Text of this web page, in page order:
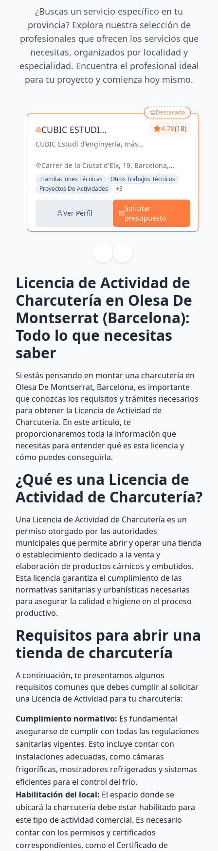
¿Buscas un servicio específico en tu
provincia? Explora nuestra selección de
profesionales que ofrecen los servicios que
necesitas, organizados por localidad y
especialidad. Encuentra el profesional ideal
para tu proyecto y comienza hoy mismo.
Destacado
CUBIC ESTUDI
D'ENGINYERIA S.L.
CUBIC Estudi d'enginyeria, más
de Arquitectura e Ingeniería con
4.78(18)
Carrer de la Ciutat d'Elx, 19, Barcelona,
España, España
Tramitaciones Técnicas
Otros Trabajos Técnicos
Proyectos De Actividades
+3
Ver Perfil
Solicitar
presupuesto
Licencia de Actividad de
Charcutería en Olesa De
Montserrat (Barcelona):
Todo lo que necesitas
saber
Si estás pensando en montar una charcutería en
Olesa De Montserrat, Barcelona, es importante
que conozcas los requisitos y trámites necesarios
para obtener la Licencia de Actividad de
Charcutería. En este artículo, te
proporcionaremos toda la información que
necesitas para entender qué es esta licencia y
cómo puedes conseguirla.
¿Qué es una Licencia de
Actividad de Charcutería?
Una Licencia de Actividad de Charcutería es un
permiso otorgado por las autoridades
municipales que permite abrir y operar una tienda
o establecimiento dedicado a la venta y
elaboración de productos cárnicos y embutidos.
Esta licencia garantiza el cumplimiento de las
normativas sanitarias y urbanísticas necesarias
para asegurar la calidad e higiene en el proceso
productivo.
Requisitos para abrir una
tienda de charcutería
A continuación, te presentamos algunos
requisitos comunes que debes cumplir al solicitar
una Licencia de Actividad para tu charcutería:
Cumplimiento normativo: Es fundamental
asegurarse de cumplir con todas las regulaciones
sanitarias vigentes. Esto incluye contar con
instalaciones adecuadas, como cámaras
frigoríficas, mostradores refrigerados y sistemas
eficientes para el control del frío.
Habilitación del local: El espacio donde se
ubicará la charcutería debe estar habilitado para
este tipo de actividad comercial. Es necesario
contar con los permisos y certificados
correspondientes, como el Certificado de